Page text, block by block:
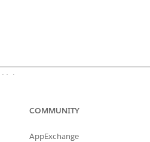
COMMUNITY
AppExchange